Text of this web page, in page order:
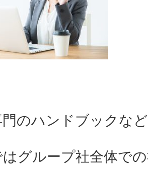
のハンドブックな
グループ社全体で